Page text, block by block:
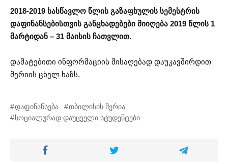
2018-2019 სასწავლო წლის გაზაფხულის სემესტრის
დაფინანსებისთვის განცხადებები მიიღება 2019 წლის 1
მარტიდან – 31 მაისის ჩათვლით.
დამატებითი ინფორმაციის მისაღებად დაუკავშირდით
მერიის ცხელ ხაზს.
დაფინანსება
თბილისის მერია
სოციალურად დაუცველი სტუდენტები